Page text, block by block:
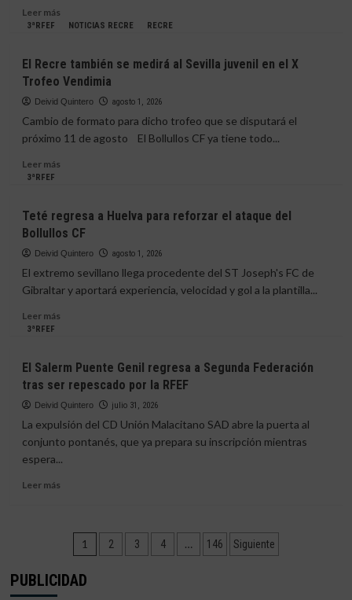
expulsión
Jiménez
portero
Justo
Fernández
Leer másLeer
más
San
Roque
de
Lepe
el
tras
imponerse
al
y
al
3ªRFEF NOTICIAS RECRE RECRE
El Recre también se medirá al Sevilla juvenil en el X
Trofeo Vendimia
Deivid Quintero agosto 1, 2026
Cambio de formato para dicho trofeo que se disputará el
próximo 11 de agosto El Bollullos CF ya tiene todo...
Leer másLeer
Recre
también
se
Sevilla
Trofeo
Vendimia
3ªRFEF
Teté regresa a Huelva para reforzar el ataque del
Bollullos CF
Deivid Quintero agosto 1, 2026
El extremo sevillano llega procedente del ST Joseph's FC de
Gibraltar y aportará experiencia, velocidad y gol a la plantilla...
Leer másLeer
regresa
a
Huelva
para
el
ataque
3ªRFEF
El Salerm Puente Genil regresa a Segunda Federación
tras ser repescado por la RFEF
Deivid Quintero julio 31, 2026
La expulsión del CD Unión Malacitano SAD abre la puerta al
conjunto pontanés, que ya prepara su inscripción mientras
espera...
Leer másLeer
Salerm
Puente
Genil
regresa
Paginación
de
1 2 3 4 … 146 Siguiente
PUBLICIDAD